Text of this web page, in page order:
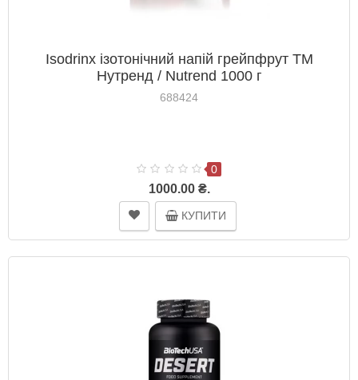
Isodrinx ізотонічний напій грейпфрут ТМ
Нутренд / Nutrend 1000 г
688424
0
1000.00 ₴.
КУПИТИ